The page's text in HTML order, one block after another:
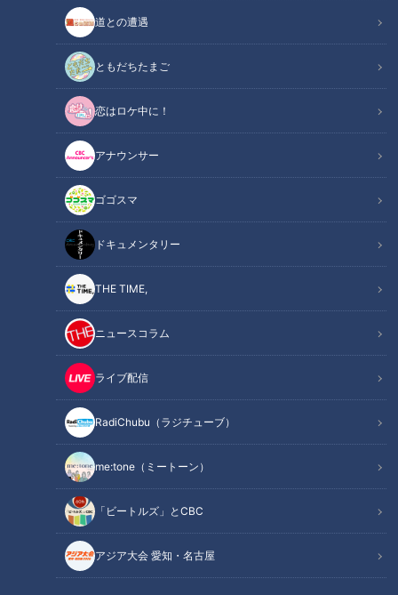
道との遭遇
ともだちたまご
恋はロケ中に！
アナウンサー
ゴゴスマ
ドキュメンタリー
THE TIME,
ニュースコラム
ライブ配信
RadiChubu（ラジチューブ）
me:tone（ミートーン）
「ビートルズ」とCBC
アジア大会 愛知・名古屋
がんをはじめ、脳や心臓の病気の早期発見のために、健診うけ
ていますか？
最近注目されているのが“セレブ健診”。
１日で全身をくまなく調べてもらえるそうですが・・・。
この記事の画像を見る
この記事を見たあなたへのおすすめ
猛暑の日に食べたい！東海地方
の極上“ひんやりスイーツ”を実
食リポート
「夏の脳梗塞」熱中症に似てい
者から学ぶ“発症時の身体の異
変”
身体の不調「手」に現れる!?…
あなたの「手」大丈夫？しび
れ・痛み・腫れ“手の違和感”の